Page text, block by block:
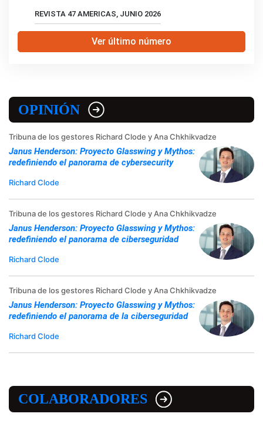
REVISTA 47 AMERICAS, JUNIO 2026
Ver último número
OPINIÓN
Tribuna de los gestores Richard Clode y Ana Chkhikvadze
Janus Henderson: Proyecto Glasswing y Mythos:
redefiniendo el panorama de cybersecurity
Richard Clode
Tribuna de los gestores Richard Clode y Ana Chkhikvadze
Janus Henderson: Proyecto Glasswing y Mythos:
redefiniendo el panorama de ciberseguridad
Richard Clode
Tribuna de los gestores Richard Clode y Ana Chkhikvadze
Janus Henderson: Proyecto Glasswing y Mythos:
redefiniendo el panorama de la ciberseguridad
Richard Clode
COLABORADORES